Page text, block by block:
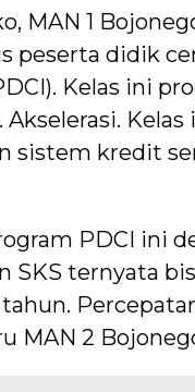
MAN 1
peserta didik
Kelas ini
Kelas
sistem kredit
PDCI ini
SKS ternyata
MAN 2